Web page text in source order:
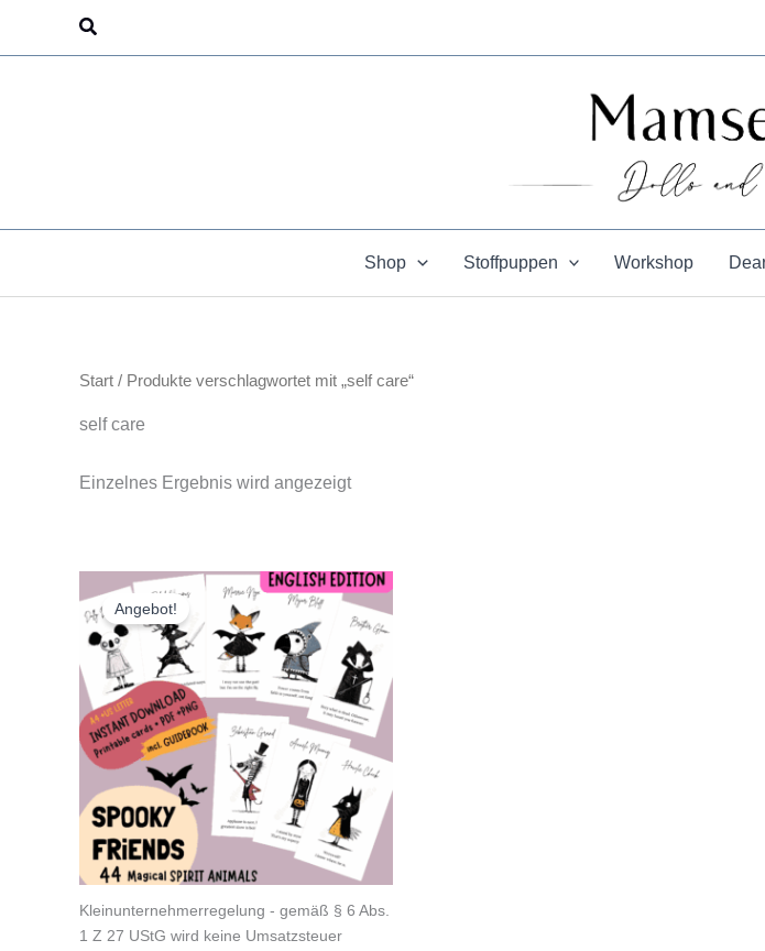
Suchen
Shop Stoffpuppen Workshop
Start / Produkte verschlagwortet mit „self care“
self care
Einzelnes Ergebnis wird angezeigt
Angebot!
Kleinunternehmerregelung - gemäß § 6 Abs.
1 Z 27 UStG wird keine Umsatzsteuer